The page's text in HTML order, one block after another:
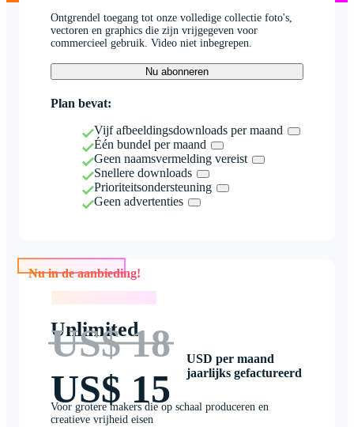
Ontgrendel toegang tot onze volledige collectie foto's,
vectoren en graphics die zijn vrijgegeven voor
commercieel gebruik. Video niet inbegrepen.
Nu abonneren
Plan bevat:
Vijf afbeeldingsdownloads per maand
Één bundel per maand
Geen naamsvermelding vereist
Snellere downloads
Prioriteitsondersteuning
Geen advertenties
Nu in de aanbieding!
Unlimited
US$ 18
US$ 15
USD per maand
jaarlijks gefactureerd
Voor grotere makers die op schaal produceren en
creatieve vrijheid eisen